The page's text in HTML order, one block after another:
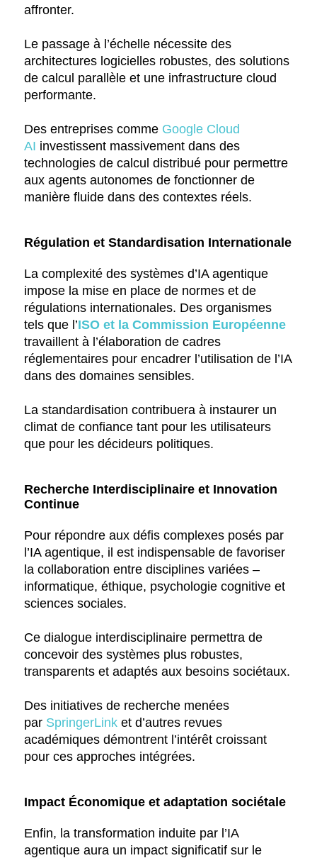
affronter.
Le passage à l’échelle nécessite des
architectures logicielles robustes, des solutions
de calcul parallèle et une infrastructure cloud
performante.
Des entreprises comme Google Cloud
AI investissent massivement dans des
technologies de calcul distribué pour permettre
aux agents autonomes de fonctionner de
manière fluide dans des contextes réels.
Régulation et Standardisation Internationale
La complexité des systèmes d’IA agentique
impose la mise en place de normes et de
régulations internationales. Des organismes
tels que l’ISO et la Commission Européenne
travaillent à l’élaboration de cadres
réglementaires pour encadrer l’utilisation de l’IA
dans des domaines sensibles.
La standardisation contribuera à instaurer un
climat de confiance tant pour les utilisateurs
que pour les décideurs politiques.
Recherche Interdisciplinaire et Innovation
Continue
Pour répondre aux défis complexes posés par
l’IA agentique, il est indispensable de favoriser
la collaboration entre disciplines variées –
informatique, éthique, psychologie cognitive et
sciences sociales.
Ce dialogue interdisciplinaire permettra de
concevoir des systèmes plus robustes,
transparents et adaptés aux besoins sociétaux.
Des initiatives de recherche menées
par SpringerLinket d’autres revues
académiques démontrent l’intérêt croissant
pour ces approches intégrées.
Impact Économique et adaptation sociétale
Enfin, la transformation induite par l’IA
agentique aura un impact significatif sur le